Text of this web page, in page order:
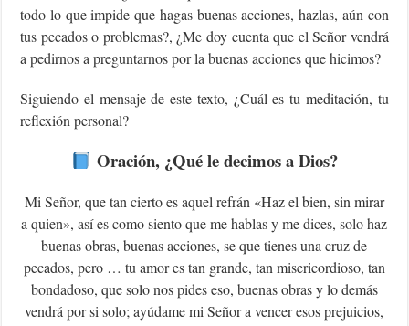
todo lo que impide que hagas buenas acciones, hazlas, aún con
tus pecados o problemas?, ¿Me doy cuenta que el Señor vendrá
a pedirnos a preguntarnos por la buenas acciones que hicimos?
Siguiendo el mensaje de este texto, ¿Cuál es tu meditación, tu
reflexión personal?
Oración, ¿Qué le decimos a Dios?
Mi Señor, que tan cierto es aquel refrán «Haz el bien, sin mirar
a quien», así es como siento que me hablas y me dices, solo haz
buenas obras, buenas acciones, se que tienes una cruz de
pecados, pero … tu amor es tan grande, tan misericordioso, tan
bondadoso, que solo nos pides eso, buenas obras y lo demás
vendrá por si solo; ayúdame mi Señor a vencer esos prejuicios,